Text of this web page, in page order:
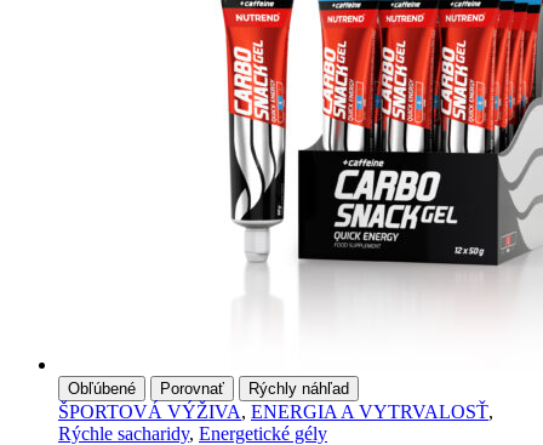
Obľúbené Porovnať Rýchly náhľad
ŠPORTOVÁ VÝŽIVA, ENERGIA A VYTRVALOSŤ,
Rýchle sacharidy, Energetické gély